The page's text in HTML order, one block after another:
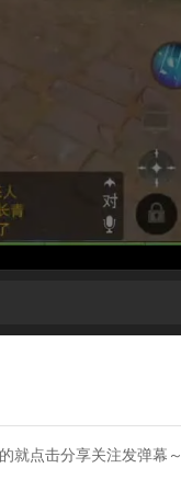
就点击分享关注发弹幕～